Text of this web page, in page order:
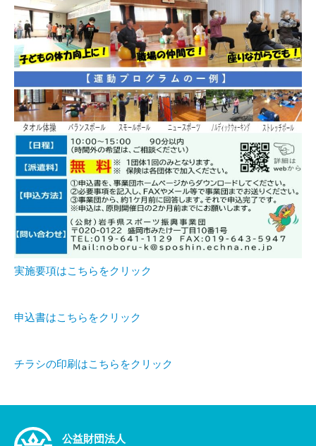
実施要項はこちらをクリック
申込書はこちらをクリック
チラシの印刷はこちらをクリック
公益財団法人